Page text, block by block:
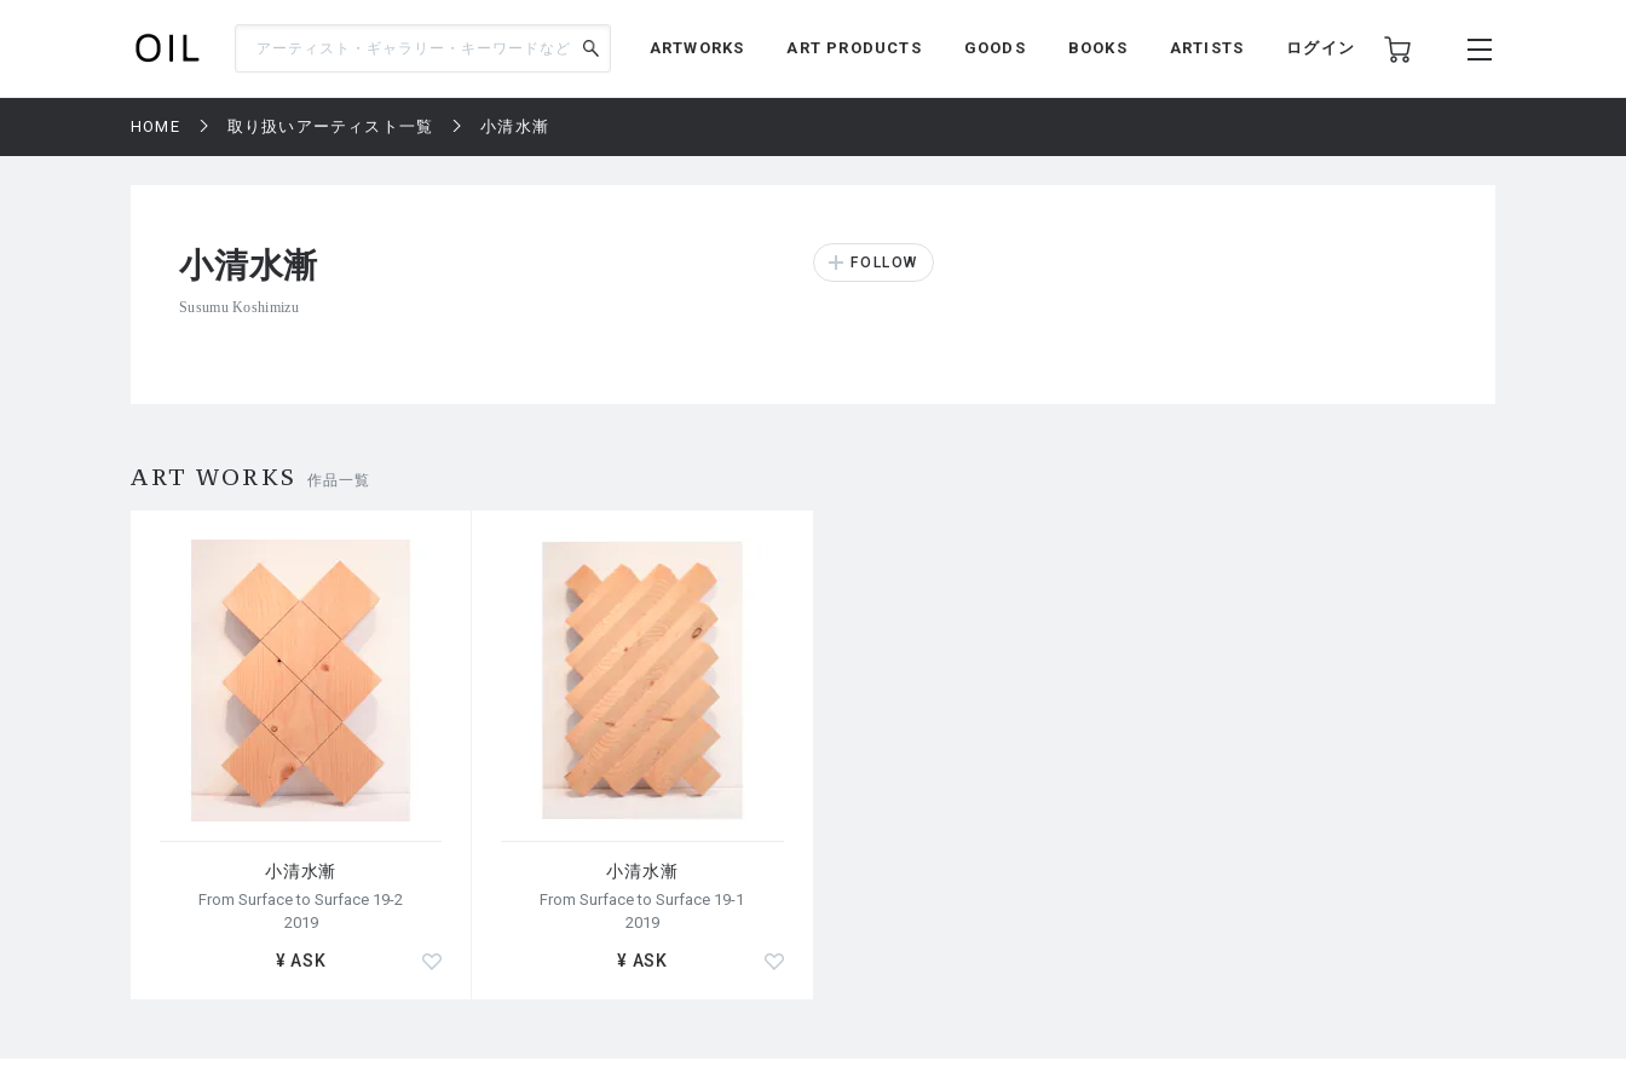
ARTWORKS ART PRODUCTS GOODS BOOKS ARTISTS ログイン
HOME 取り扱いアーティスト一覧 小清水漸
小清水漸
Susumu Koshimizu
ART WORKS 作品一覧
小清水漸
From Surface to Surface 19-2
2019
¥ ASK
小清水漸
From Surface to Surface 19-1
2019
¥ ASK